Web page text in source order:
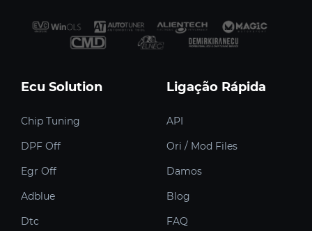
Ecu Solution
Chip Tuning
DPF Off
Egr Off
Adblue
Dtc
Ligação Rápida
API
Ori / Mod Files
Damos
Blog
FAQ